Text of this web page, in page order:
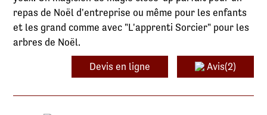
repas de Noël d'entreprise ou même pour les enfants
et les grand comme avec "L'apprenti Sorcier" pour les
arbres de Noël.
Devis en ligne Avis(2)